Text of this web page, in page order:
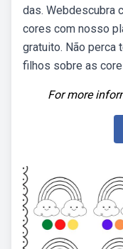
das. Webdescubra
cores com nosso
gratuito. Não perca
filhos sobre as
For more